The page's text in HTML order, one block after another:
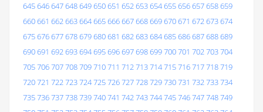
645646647648649650651 652653654655656657658659
660661 662663664665666667668669670671 672673674
675676677678679680681 682683684685686687688689
690691 692693694695696697698699700701 702703704
705706707708709710711 712713714715716717718719
720721 722723724725726727728729730731 732733734
735736737738739740741 742743744745746747748749